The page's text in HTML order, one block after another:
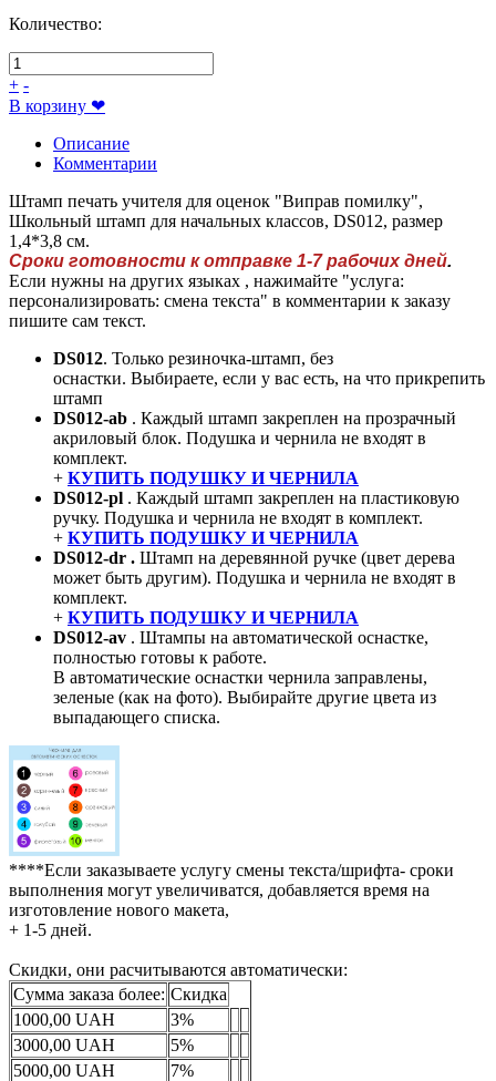
Количество:
+ -
В корзину ❤
Описание
Комментарии
Штамп печать учителя для оценок "Виправ помилку",
Школьный штамп для начальных классов, DS012, размер
1,4*3,8 см.
Сроки готовности к отправке 1-7 рабочих дней.
Если нужны на других языках , нажимайте "услуга:
персонализировать: смена текста" в комментарии к заказу
пишите сам текст.
DS012. Только резиночка-штамп, без
оснастки. Выбираете, если у вас есть, на что прикрепить
штамп
DS012-ab . Каждый штамп закреплен на прозрачный
акриловый блок. Подушка и чернила не входят в
комплект.
+ КУПИТЬ ПОДУШКУ И ЧЕРНИЛА
DS012-pl . Каждый штамп закреплен на пластиковую
ручку. Подушка и чернила не входят в комплект.
+ КУПИТЬ ПОДУШКУ И ЧЕРНИЛА
DS012-dr . Штамп на деревянной ручке (цвет дерева
может быть другим). Подушка и чернила не входят в
комплект.
+ КУПИТЬ ПОДУШКУ И ЧЕРНИЛА
DS012-av . Штампы на автоматической оснастке,
полностью готовы к работе.
В автоматические оснастки чернила заправлены,
зеленые (как на фото). Выбирайте другие цвета из
выпадающего списка.
****Если заказываете услугу смены текста/шрифта- сроки
выполнения могут увеличиватся, добавляется время на
изготовление нового макета,
+ 1-5 дней.
Скидки, они расчитываются автоматически:
Сумма заказа более: Скидка
1000,00 UAH
3%
3000,00 UAH
5%
5000,00 UAH
7%